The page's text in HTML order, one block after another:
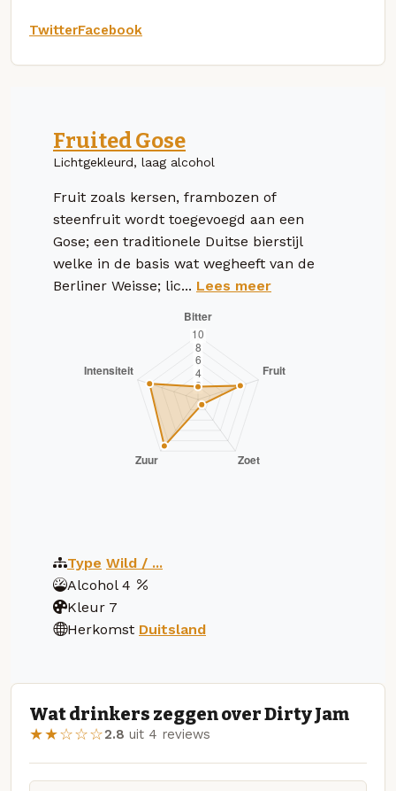
TwitterFacebook
Fruited Gose
Lichtgekleurd, laag alcohol
Fruit zoals kersen, frambozen of
steenfruit wordt toegevoegd aan een
Gose; een traditionele Duitse bierstijl
welke in de basis wat wegheeft van de
Berliner Weisse; lic... Lees meer
Type Wild / ...
Alcohol 4
Kleur 7
Herkomst Duitsland
Wat drinkers zeggen over Dirty Jam
★★☆☆☆2.8 uit 4 reviews